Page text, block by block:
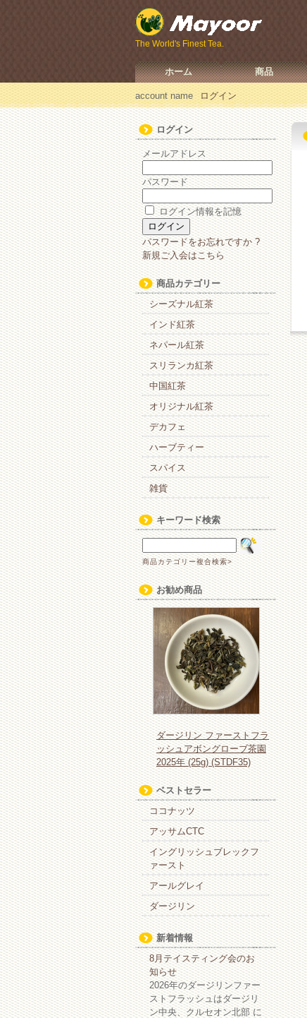
The World's Finest Tea.
ホーム 商品
account name ログイン
ログイン
メールアドレス
パスワード
ログイン情報を記憶
パスワードをお忘れですか ?
新規ご入会はこちら
商品カテゴリー
シーズナル紅茶
インド紅茶
ネパール紅茶
スリランカ紅茶
中国紅茶
オリジナル紅茶
デカフェ
ハーブティー
スパイス
雑貨
キーワード検索
商品カテゴリー複合検索>
お勧め商品
ダージリン ファーストフラ
ッシュアボングローブ茶園
2025年 (25g) (STDF35)
ベストセラー
ココナッツ
アッサムCTC
イングリッシュブレックフ
ァースト
アールグレイ
ダージリン
新着情報
8月テイスティング会のお
知らせ
2026年のダージリンファー
ストフラッシュはダージリ
ン中央、クルセオン北部 に